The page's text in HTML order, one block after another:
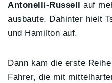
Antonelli-Russell
auf
ausbaute. Dahinter hielt
und Hamilton auf.
Dann kam die erste
Fahrer, die mit